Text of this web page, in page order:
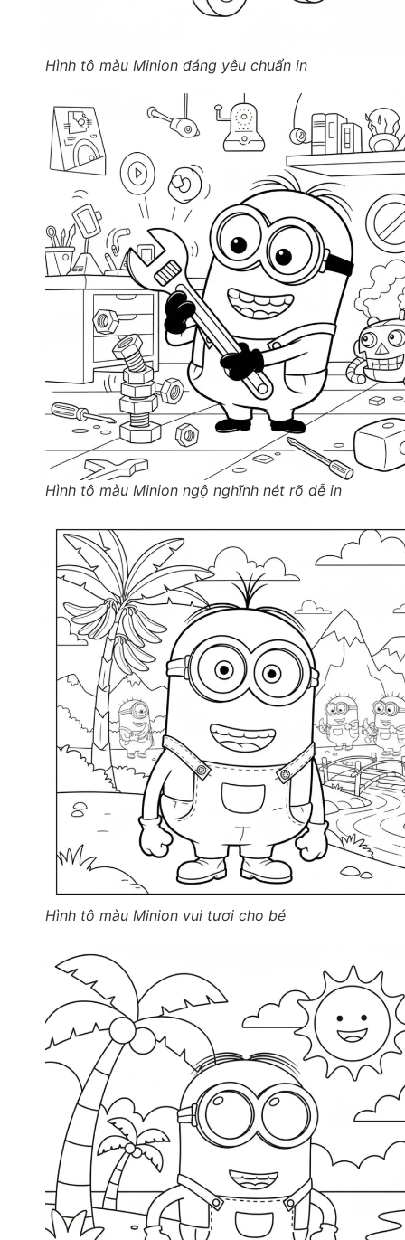
Hình tô màu Minion đáng yêu chuẩn in
Hình tô màu Minion ngộ nghĩnh nét rõ dễ in
Hình tô màu Minion vui tươi cho bé